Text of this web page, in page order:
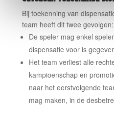
Bij toekenning van
team heeft dit twee gevolgen:
De speler mag enkel
dispensatie voor is
Het team verliest alle
kampioenschap en
naar het eerstvolgende
mag maken, in de